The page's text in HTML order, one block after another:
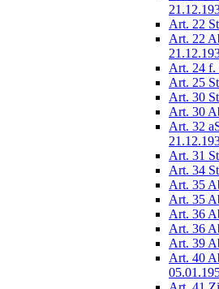
Art. 22
Art. 22
Art. 24 f.
Art. 25
Art. 30
Art. 30
Art. 32
Art. 31
Art. 34
Art. 35
Art. 35
Art. 36
Art. 36
Art. 39
Art. 40